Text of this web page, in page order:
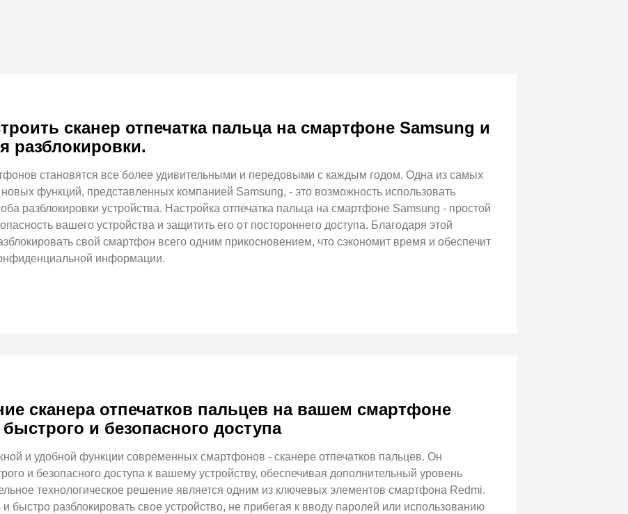
сканер отпечатка пальца на смартфоне Samsung и
разблокировки.
становятся все более удивительными и передовыми с каждым годом. Одна из самых
функций, представленных компанией Samsung, - это возможность использовать
разблокировки устройства. Настройка отпечатка пальца на смартфоне Samsung - простой
вашего устройства и защитить его от постороннего доступа. Благодаря этой
свой смартфон всего одним прикосновением, что сэкономит время и обеспечит
информации.
сканера отпечатков пальцев на вашем смартфоне
и безопасного доступа
и удобной функции современных смартфонов - сканере отпечатков пальцев. Он
и безопасного доступа к вашему устройству, обеспечивая дополнительный уровень
технологическое решение является одним из ключевых элементов смартфона Redmi.
быстро разблокировать свое устройство, не прибегая к вводу паролей или использованию